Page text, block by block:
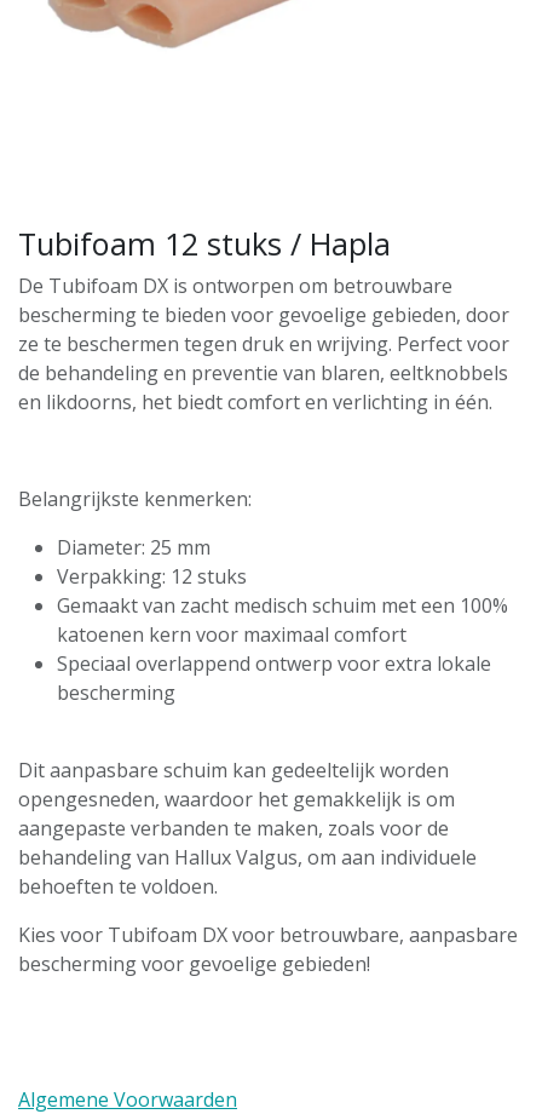
Tubifoam 12 stuks / Hapla
De Tubifoam DX is ontworpen om betrouwbare
bescherming te bieden voor gevoelige gebieden, door
ze te beschermen tegen druk en wrijving. Perfect voor
de behandeling en preventie van blaren, eeltknobbels
en likdoorns, het biedt comfort en verlichting in één.
Belangrijkste kenmerken:
Diameter: 25 mm
Verpakking: 12 stuks
Gemaakt van zacht medisch schuim met een 100%
katoenen kern voor maximaal comfort
Speciaal overlappend ontwerp voor extra lokale
bescherming
Dit aanpasbare schuim kan gedeeltelijk worden
opengesneden, waardoor het gemakkelijk is om
aangepaste verbanden te maken, zoals voor de
behandeling van Hallux Valgus, om aan individuele
behoeften te voldoen.
Kies voor Tubifoam DX voor betrouwbare, aanpasbare
bescherming voor gevoelige gebieden!
Algemene Voorwaarden